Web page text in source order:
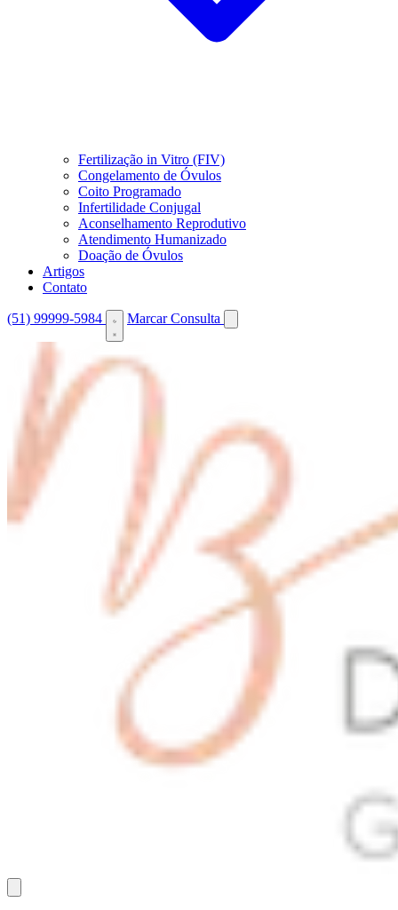
Fertilização in Vitro (FIV)
Congelamento de Óvulos
Coito Programado
Infertilidade Conjugal
Aconselhamento Reprodutivo
Atendimento Humanizado
Doação de Óvulos
Artigos
Contato
(51) 99999-5984 Marcar Consulta